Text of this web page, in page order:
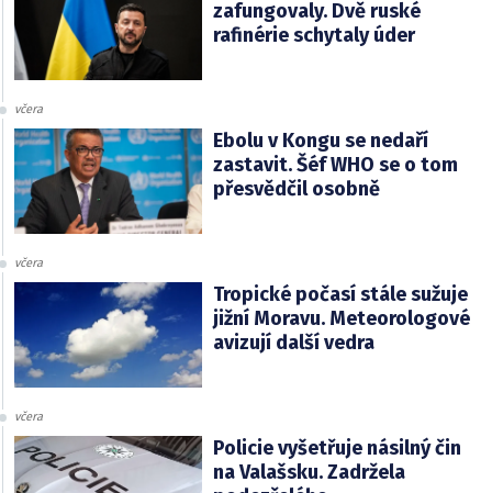
zafungovaly. Dvě ruské
rafinérie schytaly úder
včera
Ebolu v Kongu se nedaří
zastavit. Šéf WHO se o tom
přesvědčil osobně
včera
Tropické počasí stále sužuje
jižní Moravu. Meteorologové
avizují další vedra
včera
Policie vyšetřuje násilný čin
na Valašsku. Zadržela